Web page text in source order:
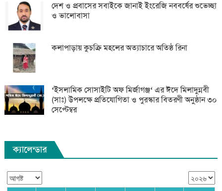
দেশ ও প্রবাসের সবাইকে জানাই ইংরেজি নববর্ষের শুভেচ্ছা
ও ভালোবাসা
কলাপাড়ায় কুচক্রি মহলের অত্যাচারে অতিষ্ঠ রিনা
‘ইসলামিক সোসাইটি অফ মির্জাগঞ্জ‘ এর ঈদে মিলাদুন্নবী
(সাঃ) উপলক্ষে প্রতিযোগিতা ও পুরস্কার বিতরণী অনুষ্ঠান ৩০
সেপ্টেম্বর
ক্যালেন্ডার